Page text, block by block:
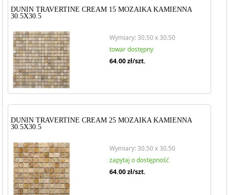
DUNIN TRAVERTINE CREAM 15 MOZAIKA KAMIENNA
30.5X30.5
Wymiary: 30.50 x 30.50
towar dostępny
64.00zł/szt.
DUNIN TRAVERTINE CREAM 25 MOZAIKA KAMIENNA
30.5X30.5
Wymiary: 30.50 x 30.50
zapytaj o dostępność
64.00zł/szt.